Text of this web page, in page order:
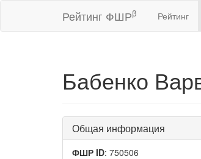
Рейтинг ФШРβ Рейтинг
Бабенко
Общая информация
ФШР ID: 750506